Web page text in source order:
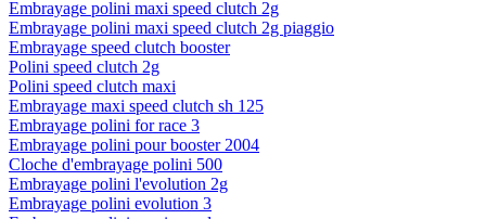
Embrayage polini maxi speed clutch 2g
Embrayage polini maxi speed clutch 2g piaggio
Embrayage speed clutch booster
Polini speed clutch 2g
Polini speed clutch maxi
Embrayage maxi speed clutch sh 125
Embrayage polini for race 3
Embrayage polini pour booster 2004
Cloche d'embrayage polini 500
Embrayage polini l'evolution 2g
Embrayage polini evolution 3